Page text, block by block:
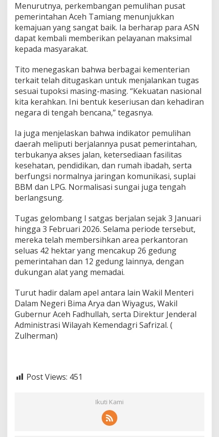
Menurutnya, perkembangan pemulihan pusat
pemerintahan Aceh Tamiang menunjukkan
kemajuan yang sangat baik. Ia berharap para ASN
dapat kembali memberikan pelayanan maksimal
kepada masyarakat.
Tito menegaskan bahwa berbagai kementerian
terkait telah ditugaskan untuk menjalankan tugas
sesuai tupoksi masing-masing. “Kekuatan nasional
kita kerahkan. Ini bentuk keseriusan dan kehadiran
negara di tengah bencana,” tegasnya.
Ia juga menjelaskan bahwa indikator pemulihan
daerah meliputi berjalannya pusat pemerintahan,
terbukanya akses jalan, ketersediaan fasilitas
kesehatan, pendidikan, dan rumah ibadah, serta
berfungsi normalnya jaringan komunikasi, suplai
BBM dan LPG. Normalisasi sungai juga tengah
berlangsung.
Tugas gelombang I satgas berjalan sejak 3 Januari
hingga 3 Februari 2026. Selama periode tersebut,
mereka telah membersihkan area perkantoran
seluas 42 hektar yang mencakup 26 gedung
pemerintahan dan 12 gedung lainnya, dengan
dukungan alat yang memadai.
Turut hadir dalam apel antara lain Wakil Menteri
Dalam Negeri Bima Arya dan Wiyagus, Wakil
Gubernur Aceh Fadhullah, serta Direktur Jenderal
Administrasi Wilayah Kemendagri Safrizal. (
Zulherman)
Post Views: 451
Ikuti Kami